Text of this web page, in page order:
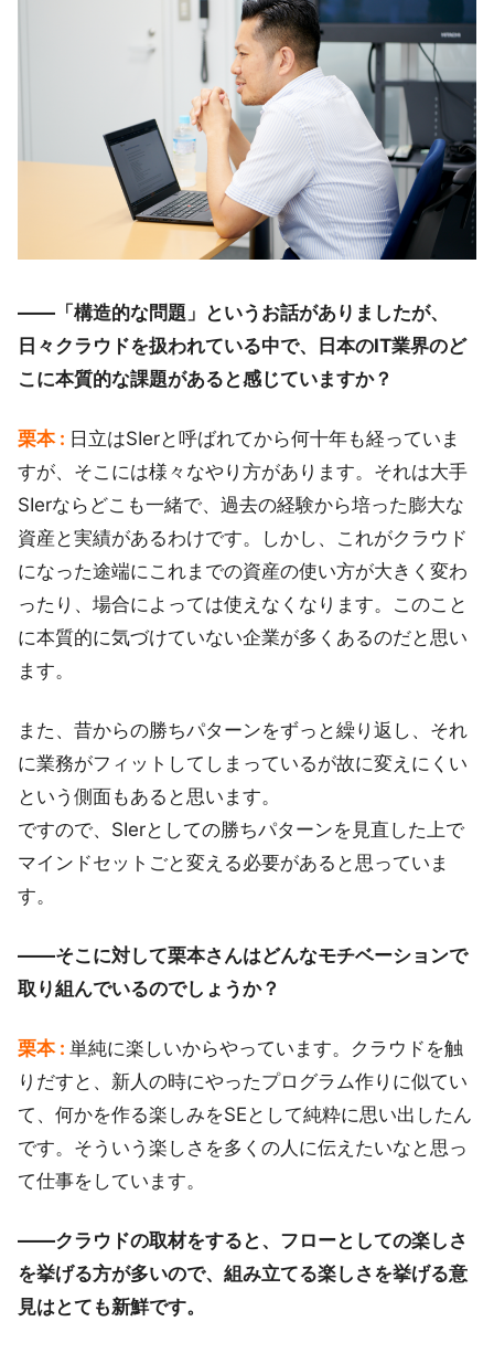
――「構造的な問題」というお話がありましたが、
日々クラウドを扱われている中で、日本のIT業界のど
こに本質的な課題があると感じていますか？
栗本 : 日立はSIerと呼ばれてから何十年も経っていま
すが、そこには様々なやり方があります。それは大手
SIerならどこも一緒で、過去の経験から培った膨大な
資産と実績があるわけです。しかし、これがクラウド
になった途端にこれまでの資産の使い方が大きく変わ
ったり、場合によっては使えなくなります。このこと
に本質的に気づけていない企業が多くあるのだと思い
ます。
また、昔からの勝ちパターンをずっと繰り返し、それ
に業務がフィットしてしまっているが故に変えにくい
という側面もあると思います。
ですので、SIerとしての勝ちパターンを見直した上で
マインドセットごと変える必要があると思っていま
す。
――そこに対して栗本さんはどんなモチベーションで
取り組んでいるのでしょうか？
栗本 : 単純に楽しいからやっています。クラウドを触
りだすと、新人の時にやったプログラム作りに似てい
て、何かを作る楽しみをSEとして純粋に思い出したん
です。そういう楽しさを多くの人に伝えたいなと思っ
て仕事をしています。
――クラウドの取材をすると、フローとしての楽しさ
を挙げる方が多いので、組み立てる楽しさを挙げる意
見はとても新鮮です。